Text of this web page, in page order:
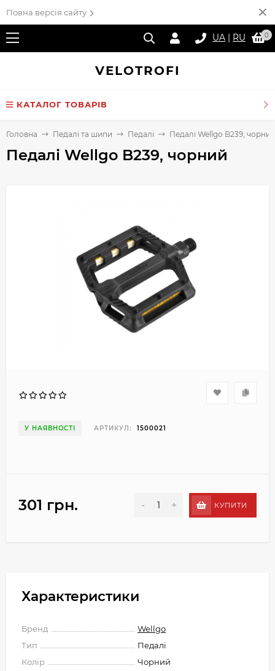
Повна версія сайту
UA | RU 0
VELOTROFI
КАТАЛОГ ТОВАРІВ
Головна Педалі та шипи Педалі Педалі Wellgo B239, чорний
Педалі Wellgo B239, чорний
У НАЯВНОСТІ АРТИКУЛ: 1500021
301 грн. - + КУПИТИ
Характеристики
Бренд
Wellgo
Тип
Педалі
Колір
Чорний